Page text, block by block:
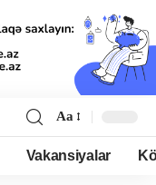
Aa
Vakansiyalar